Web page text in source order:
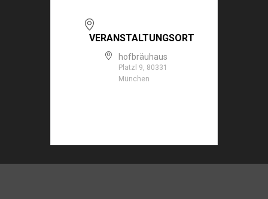
VERANSTALTUNGSORT
hofbräuhaus
Platzl 9, 80331
München